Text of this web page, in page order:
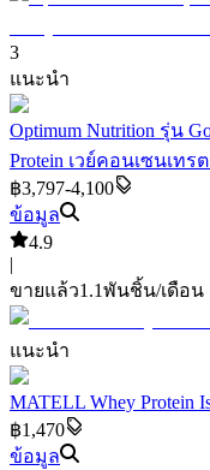
3
แนะนำ
Optimum Nutrition รุ่น
Protein เวย์คอนเซนเทร
฿3,797-4,100
ข้อมูล
4.9
|
ขายแล้ว1.1พันชิ้น/เดือน
แนะนำ
MATELL Whey Protein
฿1,470
ข้อมูล